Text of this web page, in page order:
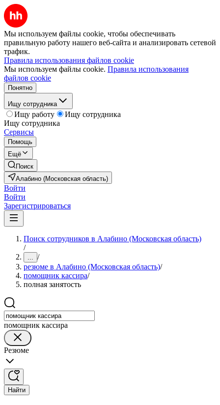
Мы используем файлы cookie, чтобы обеспечивать
правильную работу нашего веб-сайта и анализировать сетевой
трафик.
Правила использования файлов cookie
Мы используем файлы cookie. Правила использования
файлов cookie
Понятно
Ищу сотрудника
Ищу работу
Ищу сотрудника
Ищу сотрудника
Сервисы
Помощь
Ещё
Поиск
Алабино (Московская область)
Войти
Войти
Зарегистрироваться
Поиск сотрудников в Алабино (Московская область)
/
... /
резюме в Алабино (Московская область)/
помощник кассира/
полная занятость
помощник кассира
Резюме
Найти